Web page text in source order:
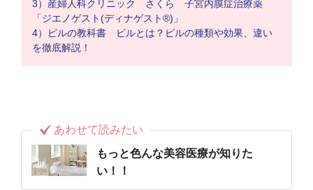
3）産婦人科クリニック さくら 子宮内膜症治療薬
「ジエノゲスト(ディナゲスト®)」
4）ピルの教科書 ピルとは？ピルの種類や効果、違い
を徹底解説！
あわせて読みたい
もっと色んな美容医療が知りた
い！！